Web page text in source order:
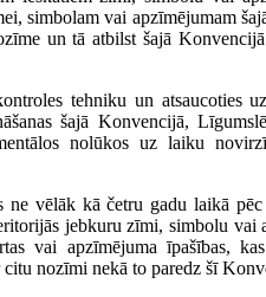
simbolam vai apzīmējumam
un tā atbilst šajā
tehniku un atsaucoties
šajā Konvencijā,
nolūkos uz laiku
ne vēlāk kā četru gadu laikā
jebkuru zīmi, simbolu vai
vai apzīmējuma īpašības,
nozīmi nekā to paredz šī